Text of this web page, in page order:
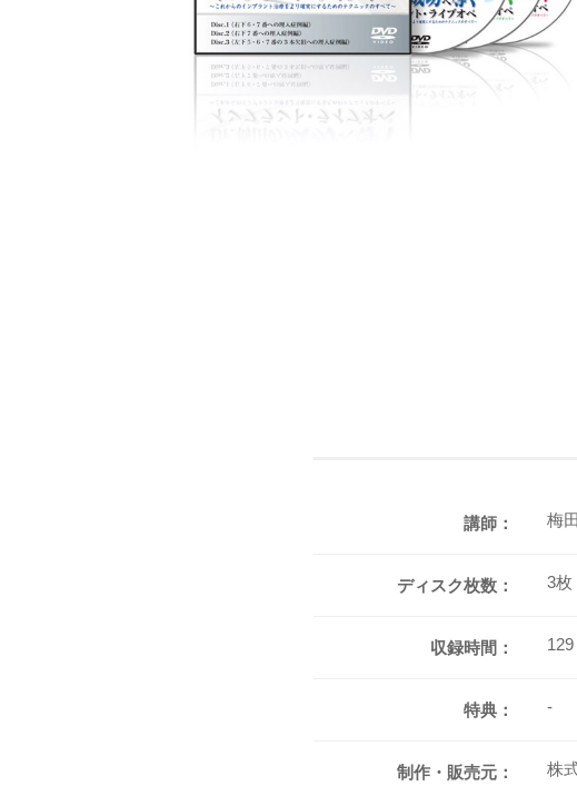
講師： 梅
ディスク枚数： 3枚
収録時間：
特典： -
制作・販売元： 株